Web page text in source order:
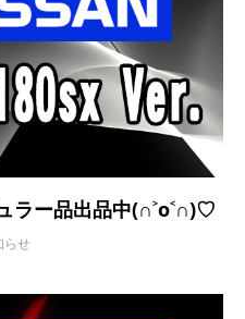
ラー品出品中(∩˃o˂∩)♡
らせ